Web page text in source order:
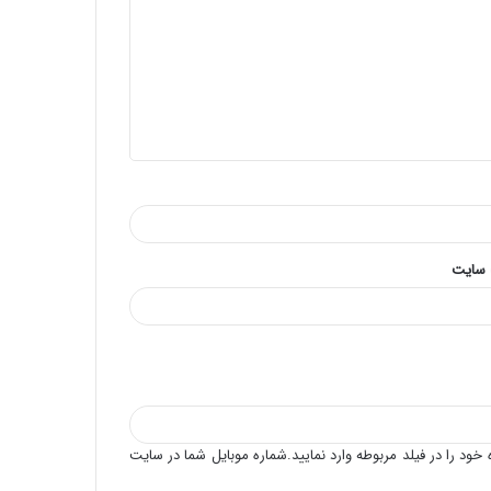
سایت
را در فیلد مربوطه وارد نمایید.شماره موبایل شما در سایت